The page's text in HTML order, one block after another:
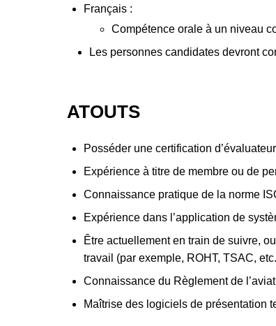
Français :
Compétence orale à un niveau
Les personnes candidates devront
ATOUTS
Posséder une certification
Expérience à titre de membre ou de
Connaissance pratique de la norme
Expérience dans l’application de
Être actuellement en train de suivre,
travail (par exemple, ROHT, TSAC,
Connaissance du Règlement de
Maîtrise des logiciels de présentation